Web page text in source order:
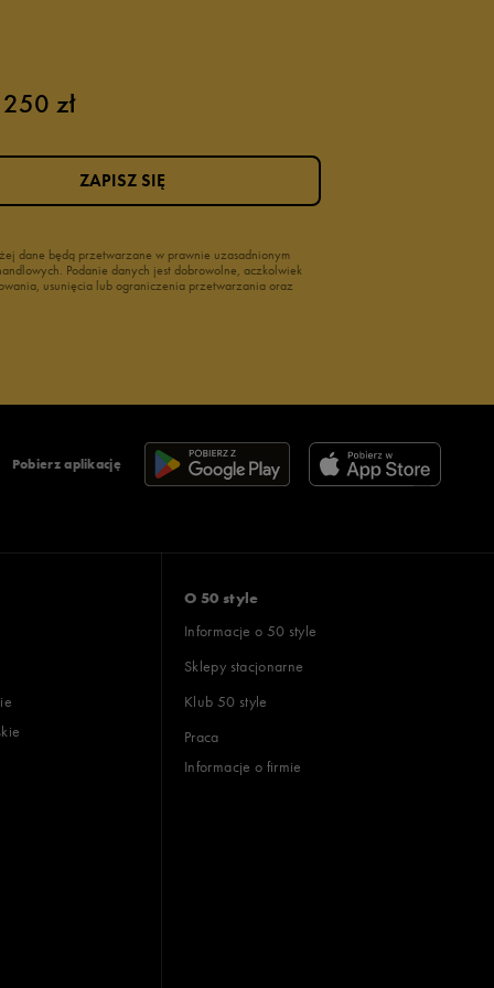
zł
dane będą przetwarzane w prawnie uzasadnionym
Podanie danych jest dobrowolne, aczkolwiek
usunięcia lub ograniczenia przetwarzania oraz
ZAPISZ SIĘ
Pobierz aplikację
O 50 style
Informacje o 50 style
Sklepy stacjonarne
Klub 50 style
Praca
Informacje o firmie